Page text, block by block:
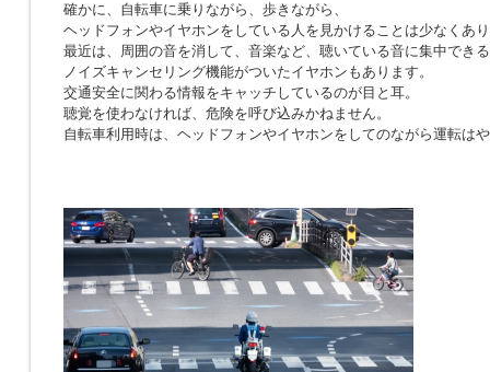
確かに、自転車に乗りながら、歩きながら、
ヘッドフォンやイヤホンをしている人を見かけることは少なくあ
最近は、周囲の音を消して、音楽など、聴いている音に集中できる
ノイズキャンセリング機能がついたイヤホンもあります。
交通安全に関わる情報をキャッチしているのが目と耳。
聴覚を使わなければ、危険を呼び込みかねません。
自転車利用時は、ヘッドフォンやイヤホンをしてのながら運転は